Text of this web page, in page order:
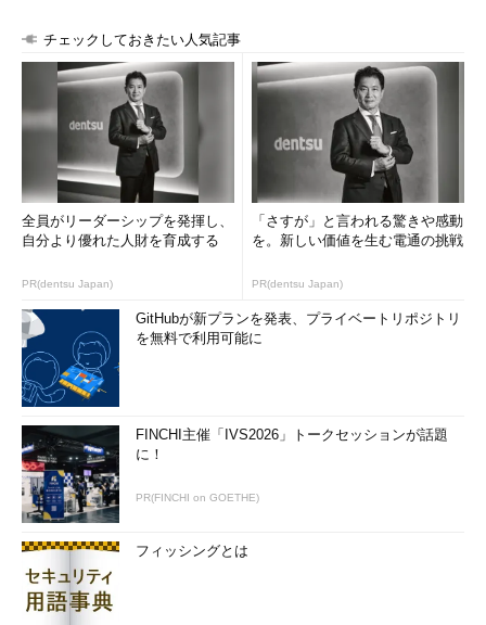
チェックしておきたい人気記事
全員がリーダーシップを発揮し、
自分より優れた人財を育成する
PR(dentsu Japan)
「さすが」と言われる驚きや感動
を。新しい価値を生む電通の挑戦
PR(dentsu Japan)
GitHubが新プランを発表、プライベートリポジトリ
を無料で利用可能に
FINCHI主催「IVS2026」トークセッションが話題
に！
PR(FINCHI on GOETHE)
フィッシングとは